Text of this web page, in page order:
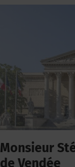
Monsieur
de Vendée